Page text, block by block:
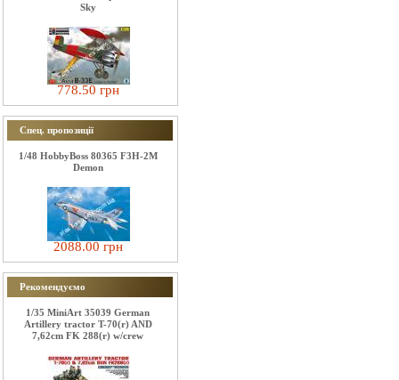
Sky
778.50 грн
Спец. пропозиції
1/48 HobbyBoss 80365 F3H-2M
Demon
2088.00 грн
Рекомендуємо
1/35 MiniArt 35039 German
Artillery tractor T-70(r) AND
7,62cm FK 288(r) w/crew